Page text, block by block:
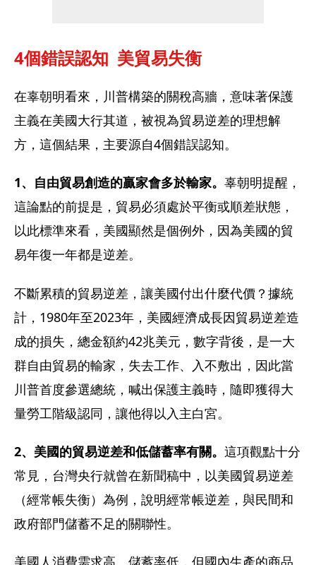
4個錯誤認知  美貿易失衡
在辜朝明看來，川普構築的關稅高牆，意味著保護
主義在美國大行其道，被視為貿易逆差的理想解
方，這個結果，主要源自4個錯誤認知。
1、自由貿易創造的贏家會多於輸家。 辜朝明提醒，
這論點的前提是，貿易必須處於平衡或順差狀態，
以此標準來看，美國顯然是個例外，因為美國的貿
易年復一年都是逆差。
不斷累積的貿易逆差，讓美國付出什麼代價？據統
計，1980年至2023年，美國經濟成長因貿易逆差造
成的損失，總金額約42兆美元，數字背後，是一大
群自由貿易的輸家，失去工作、入不敷出，因此當
川普首度參選總統，喊出保護主義時，隨即獲得大
量勞工階級認同，讓他得以入主白宮。
2、美國的貿易逆差和低儲蓄率有關。 這項觀點十分
常見，台灣央行就曾在新聞稿中，以美國貿易逆差
（經常帳失衡）為例，說明經常帳逆差，與民間和
政府部門儲蓄不足的關聯性。
美國人消費需求高、儲蓄率低，但國內生產的商品